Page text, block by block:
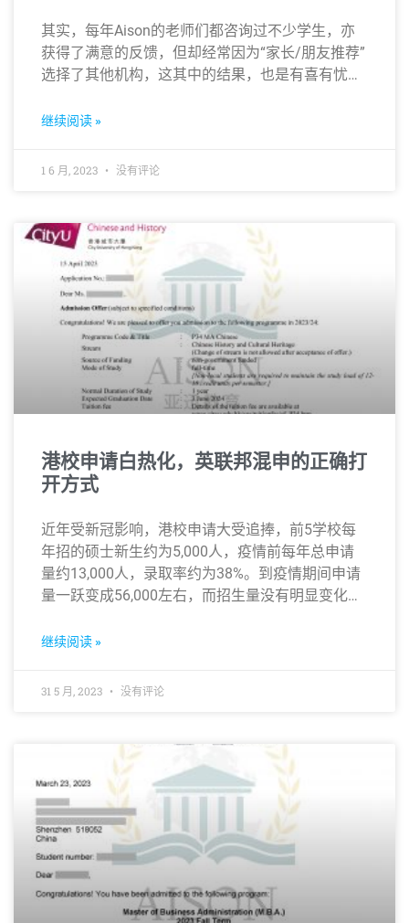
其实，每年Aison的老师们都咨询过不少学生，亦
获得了满意的反馈，但却经常因为“家长/朋友推荐”
选择了其他机构，这其中的结果，也是有喜有忧…
继续阅读 »
1 6 月, 2023 没有评论
港校申请白热化，英联邦混申的正确打
开方式
近年受新冠影响，港校申请大受追捧，前5学校每
年招的硕士新生约为5,000人，疫情前每年总申请
量约13,000人，录取率约为38%。到疫情期间申请
量一跃变成56,000左右，而招生量没有明显变化，
的制定显得尤为重要。
继续阅读 »
31 5 月, 2023 没有评论